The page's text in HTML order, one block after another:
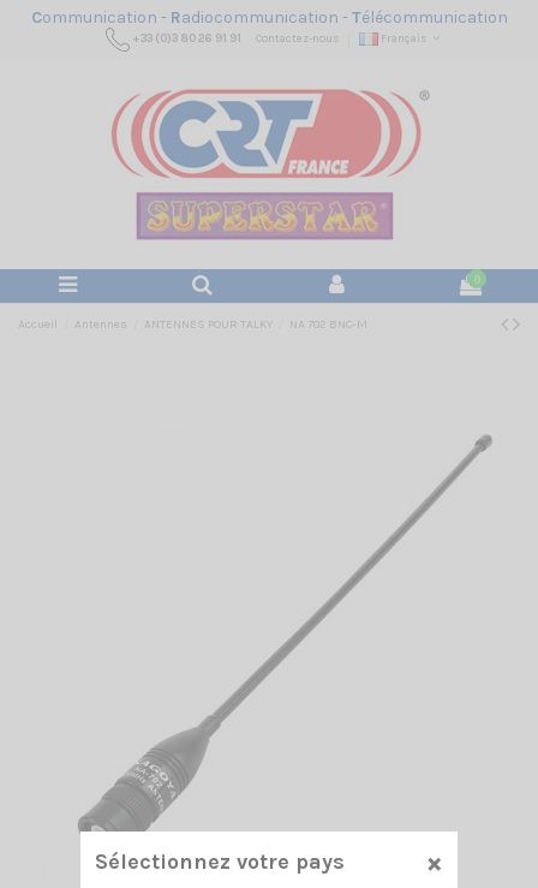
Communication - Radiocommunication -Télécommunication
+33 (0)3 80 26 91 91 Contactez-nous Français
0
Accueil Antennes ANTENNES POUR TALKY NA 702 BNC-M
Sélectionnez votre pays ×